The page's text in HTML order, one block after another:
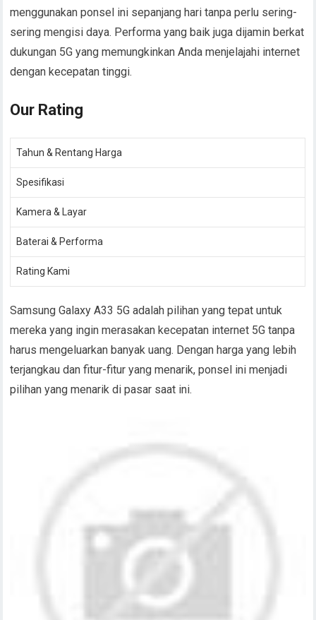
menggunakan ponsel ini sepanjang hari tanpa perlu sering-
sering mengisi daya. Performa yang baik juga dijamin berkat
dukungan 5G yang memungkinkan Anda menjelajahi internet
dengan kecepatan tinggi.
Our Rating
Tahun & Rentang Harga
Spesifikasi
Kamera & Layar
Baterai & Performa
Rating Kami
Samsung Galaxy A33 5G adalah pilihan yang tepat untuk
mereka yang ingin merasakan kecepatan internet 5G tanpa
harus mengeluarkan banyak uang. Dengan harga yang lebih
terjangkau dan fitur-fitur yang menarik, ponsel ini menjadi
pilihan yang menarik di pasar saat ini.